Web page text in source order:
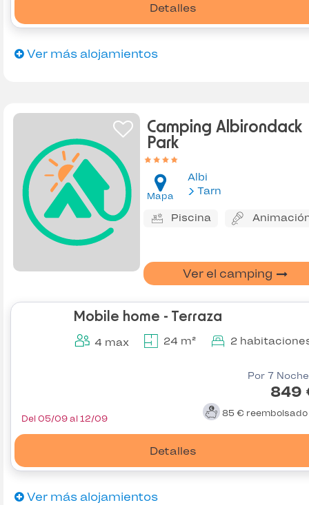
Detalles
Ver más alojamientos
Camping Albirondack
Park
Mapa
Albi
Tarn
Piscina
Ver el camping
Mobile home - Terraza
4 max 24 m² 2
Por 7
849
85 € reembolsado
Detalles
Del 05/09 al 12/09
Ver más alojamientos